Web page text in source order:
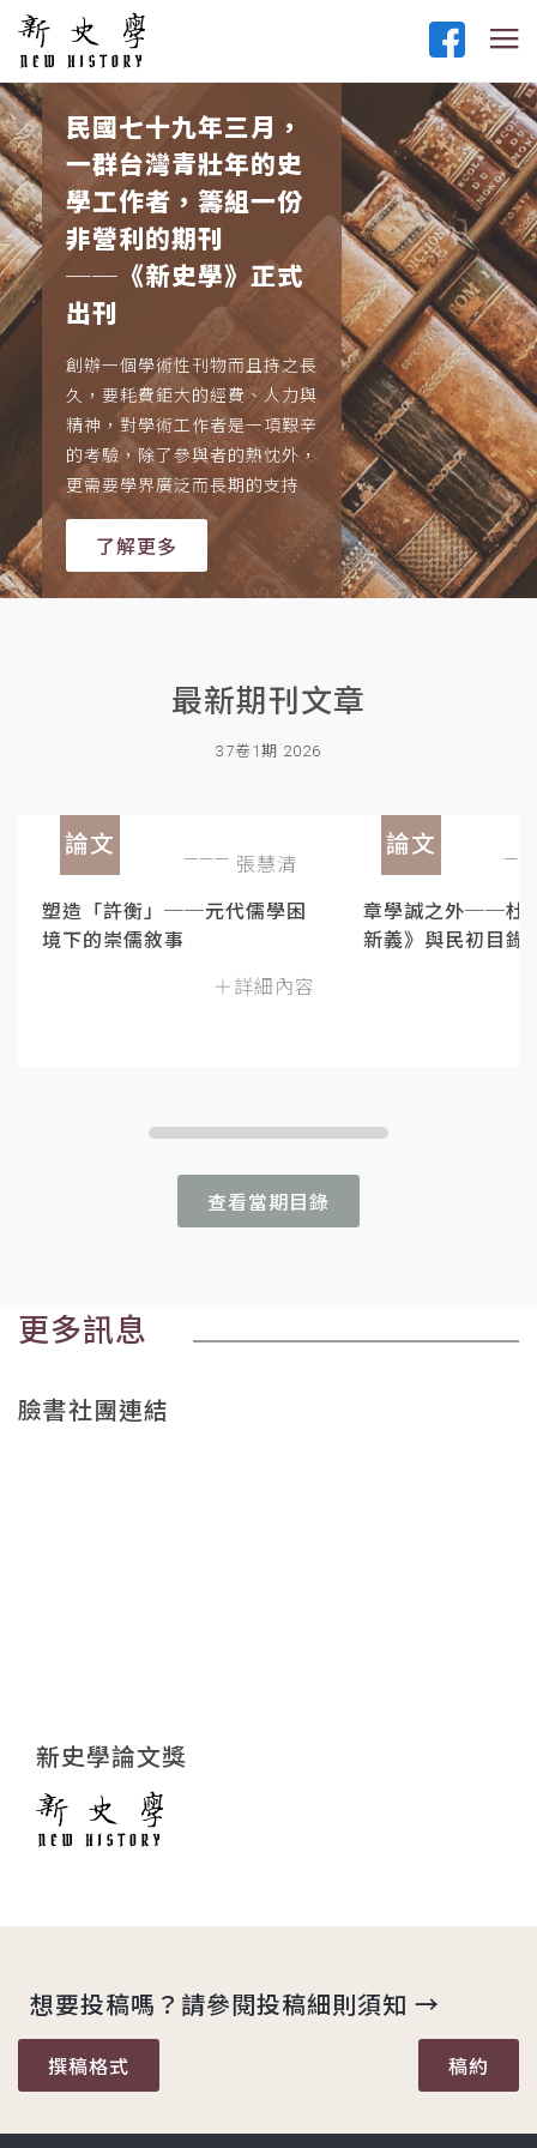
民國七十九年三月，
一群台灣青壯年的史
學工作者，籌組一份
非營利的期刊
──《新史學》正式
出刊
創辦一個學術性刊物而且持之長
久，要耗費鉅大的經費、人力與
精神，對學術工作者是一項艱辛
的考驗，除了參與者的熱忱外，
更需要學界廣泛而長期的支持
了解更多
最新期刊文章
37卷1期 2026
論文
張慧清
塑造「許衡」──元代儒學困
境下的崇儒敘事
＋詳細內容
論文
章學誠之外──杜
新義》與民初目錄
查看當期目錄
更多訊息
臉書社團連結
新史學論文獎
想要投稿嗎？請參閱投稿細則須知 →
撰稿格式 稿約